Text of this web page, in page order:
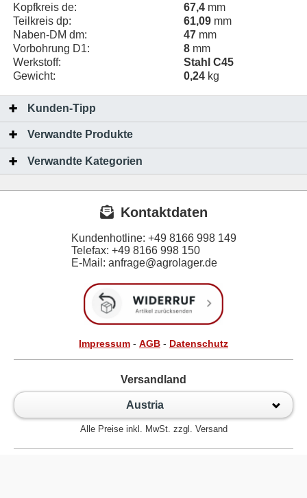
Kopfkreis de:
67,4 mm
Teilkreis dp:
61,09 mm
Naben-DM dm:
47 mm
Vorbohrung D1:
8 mm
Werkstoff:
Stahl C45
Gewicht:
0,24 kg
Kunden-Tipp
Verwandte Produkte
Verwandte Kategorien
Kontaktdaten
Kundenhotline: +49 8166 998 149
Telefax: +49 8166 998 150
E-Mail: anfrage@agrolager.de
Impressum - AGB - Datenschutz
Versandland
Austria
Alle Preise inkl. MwSt. zzgl. Versand